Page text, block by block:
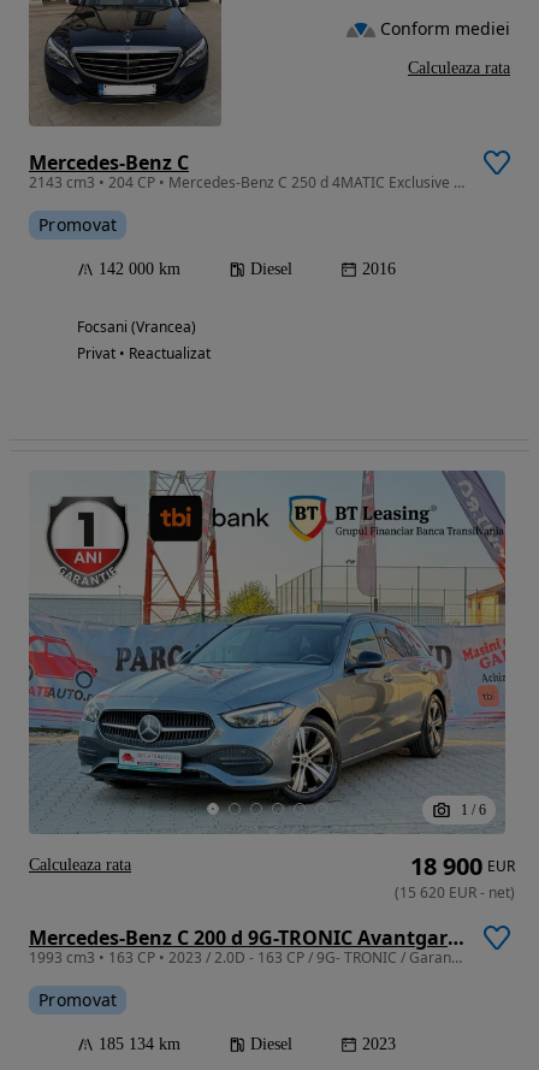
Mercedes-Benz C
2143 cm3 • 204 CP • Mercedes-Benz C 250 d 4MATIC Exclusive | 204 CP | Panorama | Distronic
Promovat
142 000 km Diesel 2016
Focsani (Vrancea)
Privat • Reactualizat
Conform mediei
Calculeaza rata
1 / 6
Mercedes-Benz C 200 d 9G-TRONIC Avantgarde
1993 cm3 • 163 CP • 2023 / 2.0D - 163 CP / 9G- TRONIC / Garanție / Rate / Leasing
Promovat
185 134 km Diesel 2023
18 900 EUR
(15 620 EUR- net)
Calculeaza rata